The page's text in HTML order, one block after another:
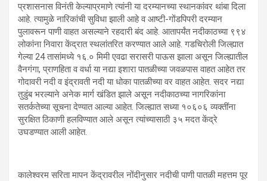
प्रशासनास विनंती केल्याप्रमाणे त्यांनी या दरम्यानच्या स्थानकांवर थांबा दिला
आहे. त्यामुळे नारिकांची सुविधा झाली आहे व आष्टी-गोंडपिपरी दरम्यान
पुलावरून पाणी वाहत असल्याने रहदारी बंद आहे. आतापर्यंत नदीकाठच्या ९९४
लोकांना निवारा केंद्रात स्थलांतरित करण्यात आले आहे. गडचिरोली जिल्ह्यात
गेल्या 24 तासांमध्ये १६.० मिमी एवढा सरासरी पाऊस झाला असून जिल्ह्यातील
वैनगंगा, प्राणहिता व वर्धा या नद्या इशारा पातळीच्या जवळपास वाहत आहेत तर
गोदावरी नदी व इंद्रावती नदी या धोका पातळीच्या वर वाहत आहेत. सदर नद्या
तुडुंब भरल्याने अनेक मार्ग खंडित झाले असून नदीकाठच्या नागरिकांना
सतर्कतेच्या सूचना देण्यात आल्या आहेत. जिल्ह्यात सध्या १०६०६ व्यक्तींना
सुरक्षित ठिकाणी हलविण्यात आले असून त्यांच्यासाठी ३५ मदत केंद्रे
उघडण्यात आली आहेत.
कालेश्वरम सरिता मापन केंद्रावरील नोंदीनुसार नदीची पाणी पातळी महत्तम पूर